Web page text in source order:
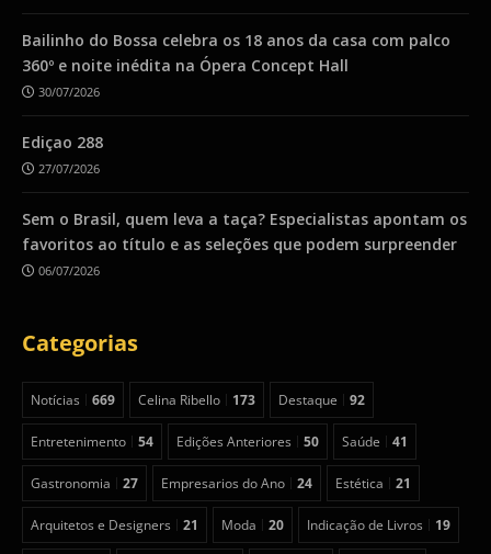
Bailinho do Bossa celebra os 18 anos da casa com palco
360º e noite inédita na Ópera Concept Hall
30/07/2026
Ediçao 288
27/07/2026
Sem o Brasil, quem leva a taça? Especialistas apontam os
favoritos ao título e as seleções que podem surpreender
06/07/2026
Categorias
Notícias 669 Celina Ribello 173 Destaque 92
Entretenimento 54 Edições Anteriores 50 Saúde 41
Gastronomia 27 Empresarios do Ano 24 Estética 21
Arquitetos e Designers 21 Moda 20 Indicação de Livros 19